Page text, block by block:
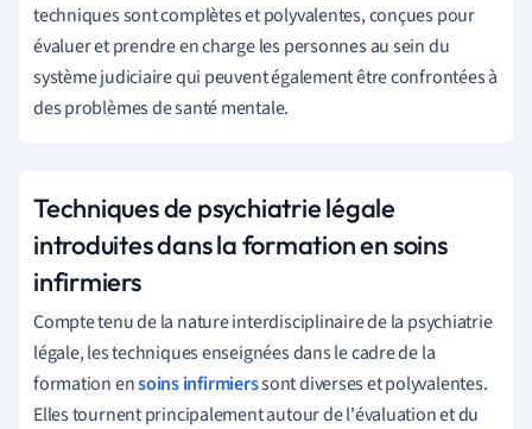
techniques sont complètes et polyvalentes, conçues pour
évaluer et prendre en charge les personnes au sein du
système judiciaire qui peuvent également être confrontées à
des problèmes de santé mentale.
Techniques de psychiatrie légale
introduites dans la formation en soins
infirmiers
Compte tenu de la nature interdisciplinaire de la psychiatrie
légale, les techniques enseignées dans le cadre de la
formation ensoins infirmierssont diverses et polyvalentes.
Elles tournent principalement autour de l'évaluation et du